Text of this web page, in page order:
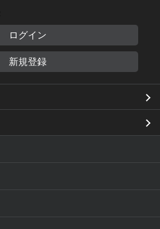
ログイン
新規登録